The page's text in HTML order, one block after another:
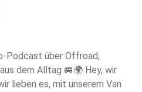
Podcast über Offroad,
dem Alltag 🚐🌍 Hey, wir
lieben es, mit unserem Van